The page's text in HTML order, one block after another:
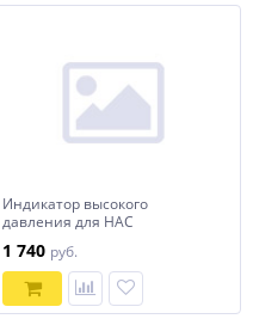
Индикатор высокого
давления для HAC
horex, арт. № HZ 18.205.8
1 740 руб.